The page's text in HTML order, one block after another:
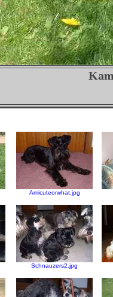
Amicuteorwhat.jpg
Schnauzers2.jpg